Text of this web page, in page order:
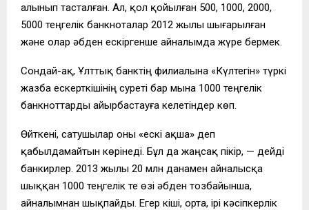
алынып тасталған. Ал, қол қойылған 500, 1000, 2000,
5000 теңгелік банкноталар 2012 жылы шығарылған
және олар әбден ескіргенше айналымда жүре бермек.
Сондай-ақ, Ұлттық банктің филиалына «Күлтегін» түркі
жазба ескерткішінің суреті бар мына 1000 теңгелік
банкноттарды айырбастауға келетіндер көп.
Өйткені, сатушылар оны «ескі ақша» деп
қабылдамайтын көрінеді. Бұл да жаңсақ пікір, — дейді
банкирлер. 2013 жылы 20 млн данамен айналысқа
шыққан 1000 теңгелік те өзі әбден тозбайынша,
айналымнан шықпайды. Егер кіші, орта, ірі кәсіпкерлік